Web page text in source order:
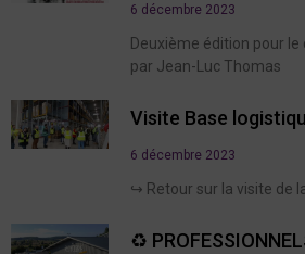
6 décembre 2023
Deuxième édition pour
par Jean-Luc Thomas
Visite Base
6 décembre 2023
↪️ Retour sur la visite de
♻️